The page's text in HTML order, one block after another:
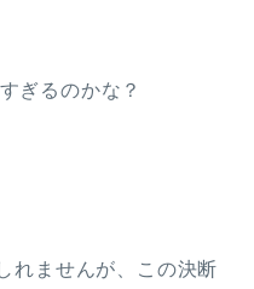
すぎるのかな？
れませんが、この決断